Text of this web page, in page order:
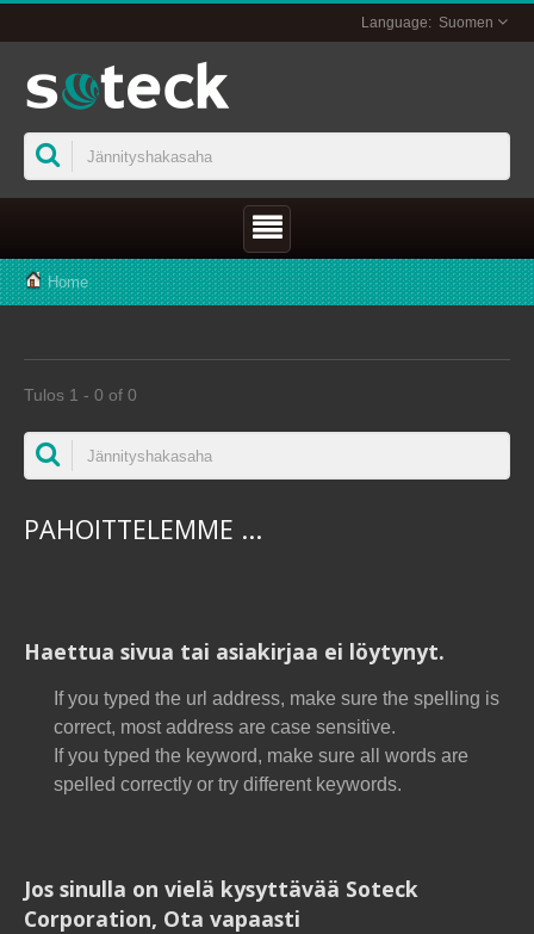
Suomen
Home
Tulos 1 - 0 of 0
PAHOITTELEMME ...
Haettua sivua tai asiakirjaa ei löytynyt.
If you typed the url address, make sure the spelling is
correct, most address are case sensitive.
If you typed the keyword, make sure all words are
spelled correctly or try different keywords.
Jos sinulla on vielä kysyttävää Soteck
Corporation, Ota vapaasti